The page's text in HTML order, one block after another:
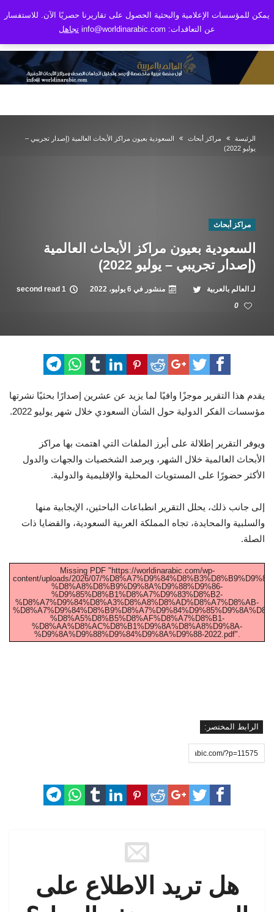
الرئيسة مراكز أبحاث
السعودية بعيون مراكز الأبحاث العالمية (إصدار تجريبي –
يوليو 2022)
مراكز أبحاث
السعودية بعيون مراكز الأبحاث العالمية
(إصدار تجريبي – يوليو 2022)
لـ العالم بالعربية منشور في 6 يوليو، 2022
1 second read
0
يقدم هذا التقرير موجزًا وافيًا لما يزيد عن عشرين إصدارًا بحثيًا نشرتها
مؤسسات الفكر الدولية حول الشأن السعودي خلال شهر يوليو 2022.
ويوفر التقرير إطلالة على أبرز الملفات التي اهتمت بها مراكز
الأبحاث العالمية خلال الشهر، ويرصد الشخصيات والجهات والدول
الأكثر حضورًا على المستويات المحلية والإقليمية والدولية.
إلى جانب ذلك، يحلل التقرير انطباعات الباحثين، الإيجابية منها
والسلبية والمحايدة، تجاه المملكة العربية السعودية، والقضايا ذات
الصلة.
Missing PDF "https://worldinarabic.com/wp-
content/uploads/2026/07/
%D8%A8%D8%B9%D9%8A%D9%88%D9%86-
%D9%85%D8%B1%D8%A7%D9%83%D8%B2-
%D8%A7%D9%84%D8%A3%D8%A8%D8%AD%D8%A7%D8%AB-
%D8%A5%D8%B5%D8%AF%D8%A7%D8%B1-
%D8%AA%D8%AC%D8%B1%D9%8A%D8%A8%D9%8A-
%D9%8A%D9%88%D9%84%D9%8A%D9%88-2022.pdf".
الرابط المختصر:
هل تريد الاطلاع على
يمكن للمؤسسات الإعلامية والبحثية الحصول على تقاريرنا حصريًا الآن. للاستفسار
عن التعاقدات: info@worldinarabic.com
تجاهل